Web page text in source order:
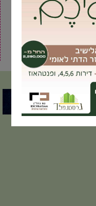
הדיגיטל, קידום אתרים
אחד. כיום